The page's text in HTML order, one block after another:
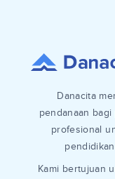
Danacita
pendanaan
profesional
Kami bertujuan